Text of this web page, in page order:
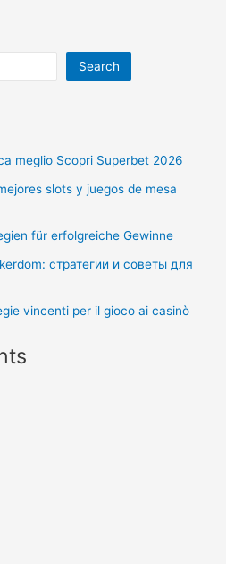
Search
meglio Scopri Superbet 2026
slots y juegos de mesa
für erfolgreiche Gewinne
стратегии и советы для
vincenti per il gioco ai casinò